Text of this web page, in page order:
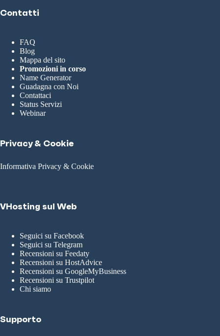
Contatti
FAQ
Blog
Mappa del sito
Promozioni in corso
Name Generator
Guadagna con Noi
Contattaci
Status Servizi
Webinar
Privacy & Cookie
Informativa Privacy & Cookie
VHosting sul Web
Seguici su Facebook
Seguici su Telegram
Recensioni su Feedaty
Recensioni su HostAdvice
Recensioni su GoogleMyBusiness
Recensioni su Trustpilot
Chi siamo
Supporto